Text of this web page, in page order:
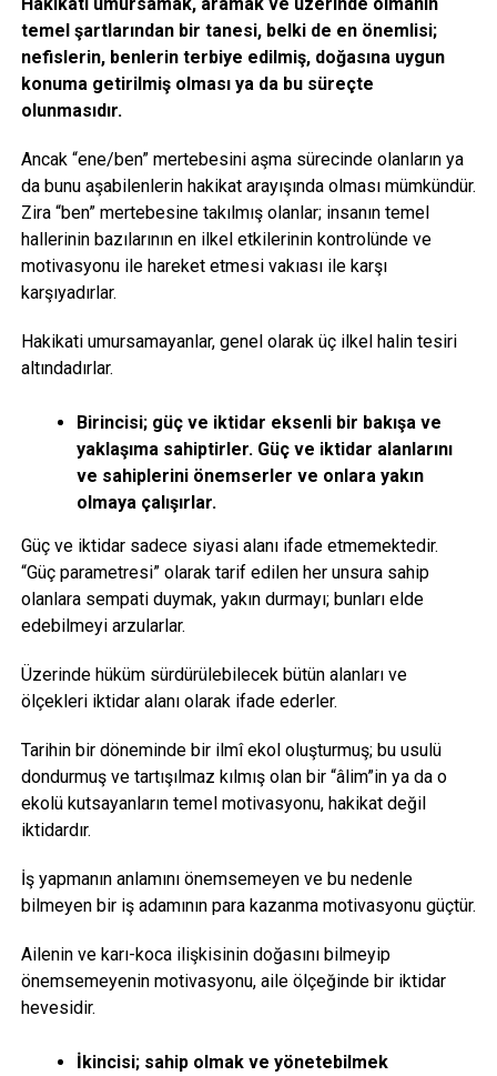
temel şartlarından bir tanesi, belki de en önemlisi;
nefislerin, benlerin terbiye edilmiş, doğasına uygun
konuma getirilmiş olması ya da bu süreçte
olunmasıdır.
Ancak “ene/ben” mertebesini aşma sürecinde olanların ya
da bunu aşabilenlerin hakikat arayışında olması mümkündür.
Zira “ben” mertebesine takılmış olanlar; insanın temel
hallerinin bazılarının en ilkel etkilerinin kontrolünde ve
motivasyonu ile hareket etmesi vakıası ile karşı
karşıyadırlar.
Hakikati umursamayanlar, genel olarak üç ilkel halin tesiri
altındadırlar.
Birincisi; güç ve iktidar eksenli bir bakışa ve
yaklaşıma sahiptirler. Güç ve iktidar alanlarını
ve sahiplerini önemserler ve onlara yakın
olmaya çalışırlar.
Güç ve iktidar sadece siyasi alanı ifade etmemektedir.
“Güç parametresi” olarak tarif edilen her unsura sahip
olanlara sempati duymak, yakın durmayı; bunları elde
edebilmeyi arzularlar.
Üzerinde hüküm sürdürülebilecek bütün alanları ve
ölçekleri iktidar alanı olarak ifade ederler.
Tarihin bir döneminde bir ilmî ekol oluşturmuş; bu usulü
dondurmuş ve tartışılmaz kılmış olan bir “âlim”in ya da o
ekolü kutsayanların temel motivasyonu, hakikat değil
iktidardır.
İş yapmanın anlamını önemsemeyen ve bu nedenle
bilmeyen bir iş adamının para kazanma motivasyonu güçtür.
Ailenin ve karı-koca ilişkisinin doğasını bilmeyip
önemsemeyenin motivasyonu, aile ölçeğinde bir iktidar
hevesidir.
İkincisi; sahip olmak ve yönetebilmek